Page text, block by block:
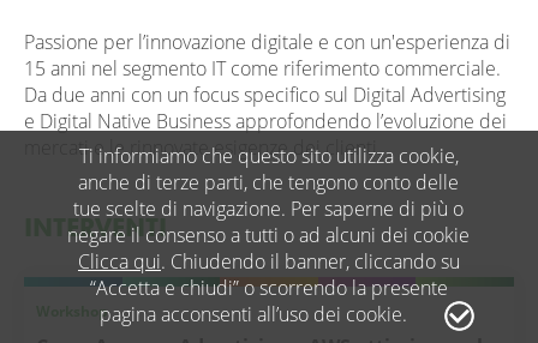
Passione per l’innovazione digitale e con un'esperienza di
15 anni nel segmento IT come riferimento commerciale.
Da due anni con un focus specifico sul Digital Advertising
e Digital Native Business approfondendo l’evoluzione dei
mercati e le rinnovate esigenze dei clienti.
INTERVENTI
Workshop
Ti informiamo che questo sito utilizza cookie,
anche di terze parti, che tengono conto delle
tue scelte di navigazione. Per saperne di più o
negare il consenso a tutti o ad alcuni dei cookie
Clicca qui. Chiudendo il banner, cliccando su
“Accetta e chiudi” o scorrendo la presente
pagina acconsenti all’uso dei cookie.